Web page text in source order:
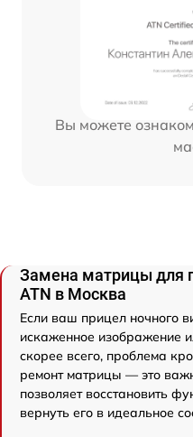
Вы можете
Замена матрицы для
ATN в Москва
Если ваш прицел ночного
искаженное изображение
скорее всего, проблема
ремонт матрицы — это
позволяет восстановить
вернуть его в идеальное